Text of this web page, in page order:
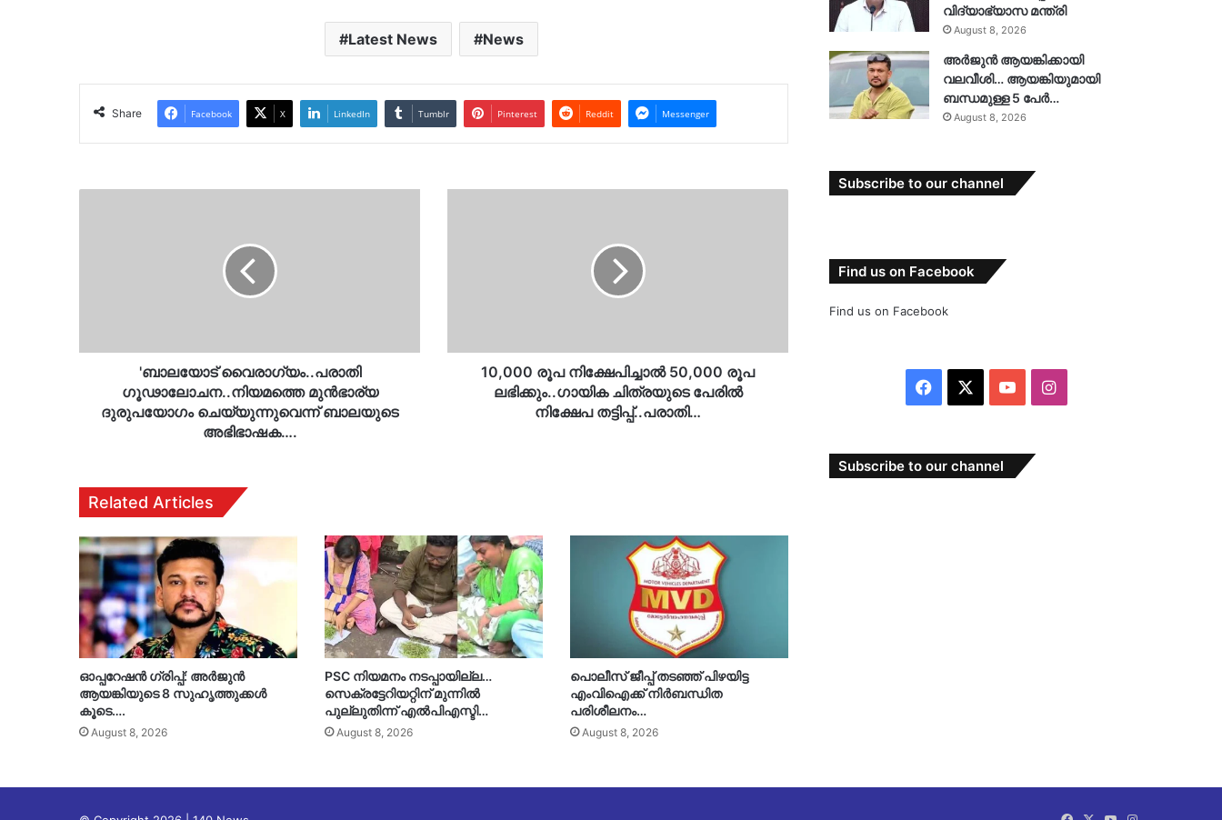
Latest News News
Share Facebook X LinkedIn Tumblr Pinterest Reddit Messenger
'ബാലയോട് വൈരാഗ്യം..പരാതി
ഗൂഢാലോചന..നിയമത്തെ മുന്‍ഭാര്യ
ദുരുപയോഗം ചെയ്യുന്നുവെന്ന് ബാലയുടെ
അഭിഭാഷക….
നിക്ഷേപ
തട്ടിപ്പ്..പരാതി…
10,000 രൂപ നിക്ഷേപിച്ചാൽ 50,000 രൂപ
ലഭിക്കും..ഗായിക ചിത്രയുടെ പേരിൽ
നിക്ഷേപ തട്ടിപ്പ്..പരാതി…
Related Articles
ഓപ്പറേഷൻ ഗ്രിപ്പ്: അർജുൻ
ആയങ്കിയുടെ 8 സുഹൃത്തുക്കൾ
കൂടെ….
August 8, 2026
PSC നിയമനം നടപ്പായില്ല…
സെക്രട്ടേറിയറ്റിന് മുന്നിൽ
പുല്ലുതിന്ന് എൽപിഎസ്ടി…
August 8, 2026
പൊലീസ് ജീപ്പ് തടഞ്ഞ് പിഴയിട്ട
എംവിഐക്ക് നിർബന്ധിത
പരിശീലനം…
August 8, 2026
വിദ്യാഭ്യാസ മന്ത്രി
August 8, 2026
അർജുൻ ആയങ്കിക്കായി
വലവീശി… ആയങ്കിയുമായി
ബന്ധമുള്ള 5 പേർ…
August 8, 2026
Subscribe to our channel
Find us on Facebook
Find us on Facebook
Facebook YouTubeInstagram
Subscribe to our channel